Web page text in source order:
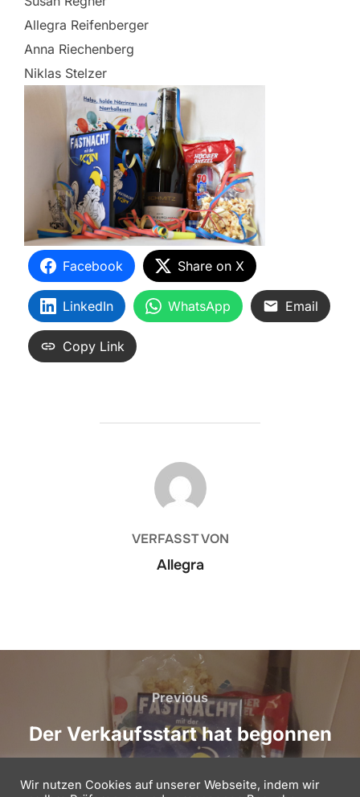
Allegra Reifenberger
Anna Riechenberg
Niklas Stelzer
Facebook Share on X
LinkedIn WhatsApp Email
Copy Link
BEITRAGSAUTOR
VERFASST VON
Allegra
Beitragsnavigation
Previous
Previous
Der Verkaufsstart hat begonnen
Wir nutzen Cookies auf unserer Webseite, indem wir